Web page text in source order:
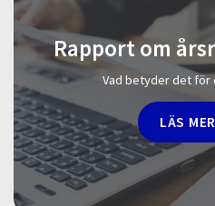
Rapport om
Vad betyder det för
LÄS